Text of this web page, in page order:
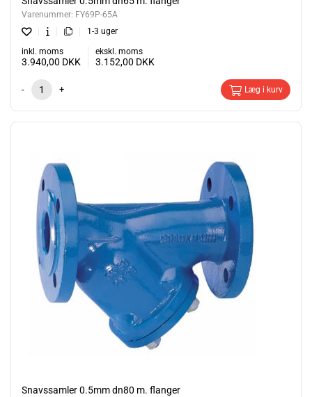
Varenummer: FY69P-65A
1-3 uger
inkl. moms
3.940,00 DKK
ekskl. moms
3.152,00 DKK
- + Læg i kurv
Snavssamler 0.5mm dn80 m. flanger